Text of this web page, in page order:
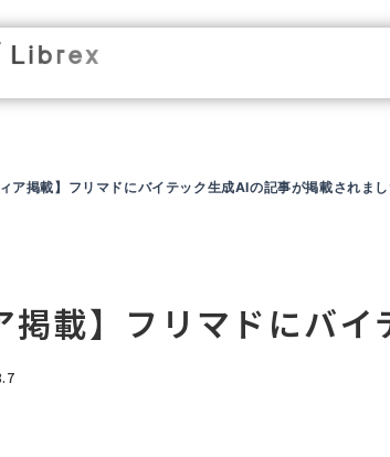
ア掲載】フリマドにバイテック生成AIの記事が掲載されまし
掲載】フリマドにバ